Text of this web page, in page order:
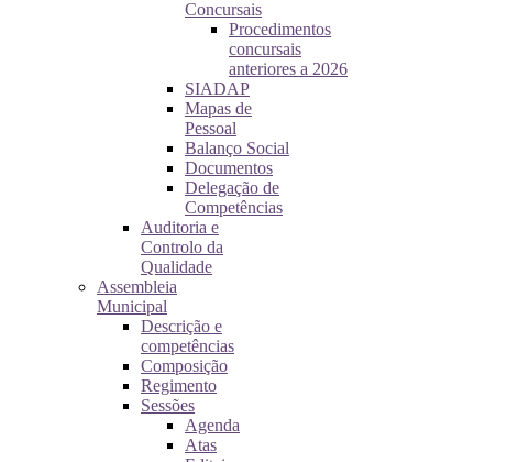
Concursais
Procedimentos
concursais
anteriores a 2026
SIADAP
Mapas de
Pessoal
Balanço Social
Documentos
Delegação de
Competências
Auditoria e
Controlo da
Qualidade
Assembleia
Municipal
Descrição e
competências
Composição
Regimento
Sessões
Agenda
Atas